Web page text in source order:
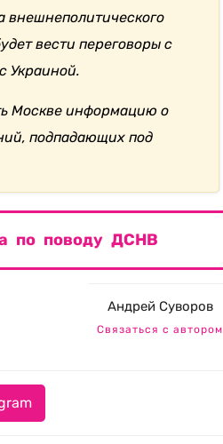
внешнеполитического
вести переговоры с
Украиной.
Москве информацию о
подпадающих под
по поводу ДСНВ
Андрей Суворов
Связаться с автором